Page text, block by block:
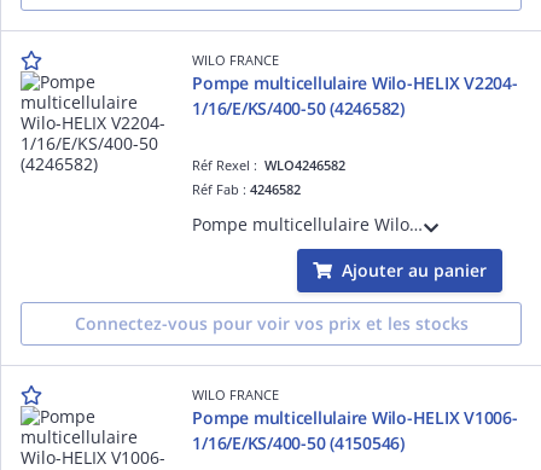
WILO FRANCE
Pompe multicellulaire Wilo-HELIX V2204-
1/16/E/KS/400-50 (4246582)
Réf Rexel :WLO4246582
Réf Fab :4246582
Pompe multicellulaire Wilo-HELIX V2204-1/16/E/KS/400-50 verticale à haut rendement, non auto-amorçante, avec raccords en ligne. (4246582)
Ajouter au panier
Connectez-vous pour voir vos prix et les stocks
WILO FRANCE
Pompe multicellulaire Wilo-HELIX V1006-
1/16/E/KS/400-50 (4150546)